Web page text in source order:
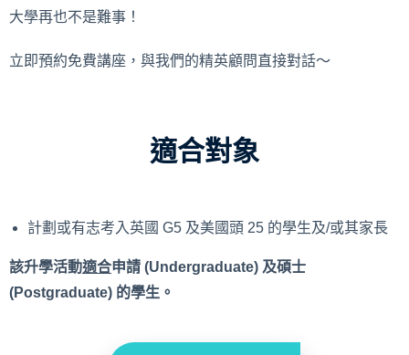
大學再也不是難事！
立即預約免費講座，與我們的精英顧問直接對話～
適合對象
計劃或有志考入英國 G5 及美國頭 25 的學生及/或其家長
該升學活動適合申請 (Undergraduate) 及碩士
(Postgraduate) 的學生。